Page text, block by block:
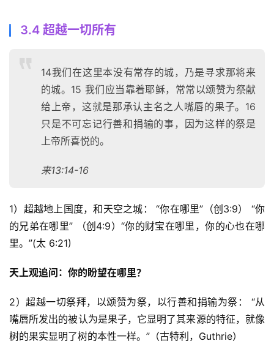
3.4 超越一切所有
14我们在这里本没有常存的城，乃是寻求那将来
的城。15 我们应当靠着耶稣，常常以颂赞为祭献
给上帝，这就是那承认主名之人嘴唇的果子。16
只是不可忘记行善和捐输的事，因为这样的祭是
上帝所喜悦的。
来13:14-16
1）超越地上国度，和天空之城： “你在哪里”（创3:9） “你
的兄弟在哪里” （创4:9）“你的财宝在哪里，你的心也在哪
里。”(太 6:21)
天上观追问：你的盼望在哪里？
2）超越一切祭拜，以颂赞为祭，以行善和捐输为祭： “从
嘴唇所发出的被认为是果子，它显明了其来源的特征，就像
树的果实显明了树的本性一样。”（古特利，Guthrie）